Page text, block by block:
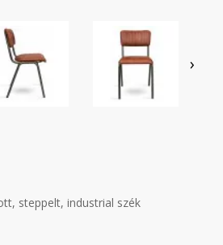
›
steppelt, industrial szék